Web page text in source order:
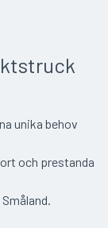
unika behov
och prestanda